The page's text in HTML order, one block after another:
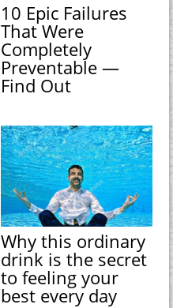
10 Epic Failures
That Were
Completely
Preventable —
Find Out
Why this ordinary
drink is the secret
to feeling your
best every day